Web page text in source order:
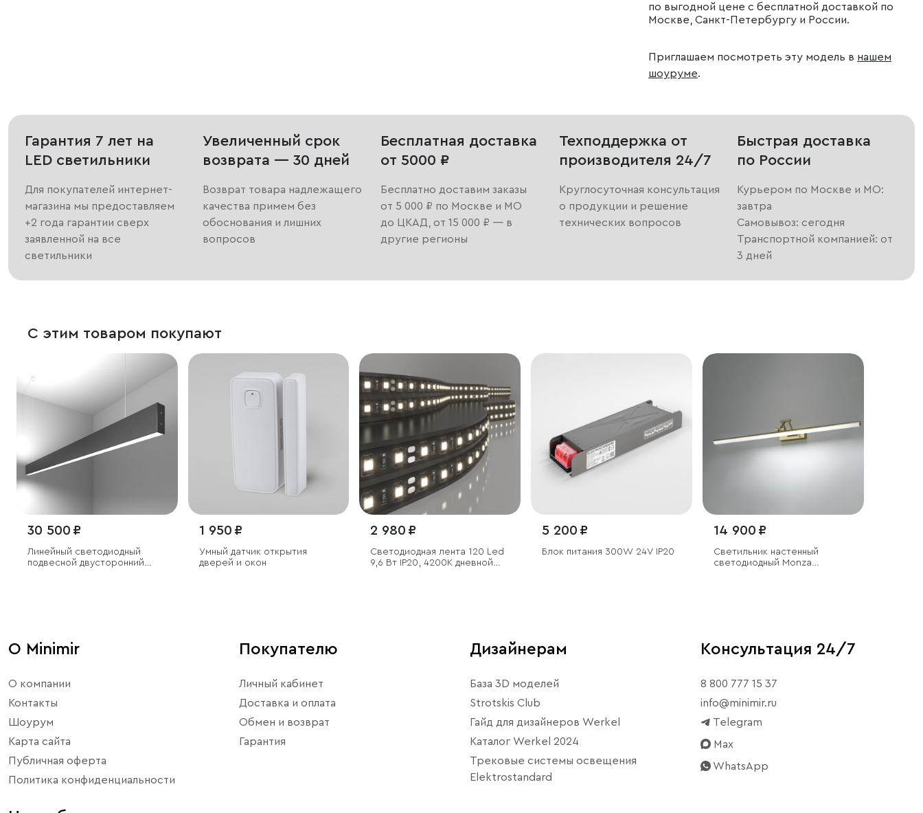
по выгодной цене с бесплатной доставкой по
Москве, Санкт-Петербургу и России.
Приглашаем посмотреть эту модель в нашем
шоуруме.
Гарантия 7 лет на
LED светильники
Для покупателей интернет-
магазина мы предоставляем
+2 года гарантии сверх
заявленной на все
светильники
Увеличенный срок
возврата — 30 дней
Возврат товара надлежащего
качества примем без
обоснования и лишних
вопросов
Бесплатная доставка
от 5000 ₽
Бесплатно доставим заказы
от 5 000 ₽ по Москве и МО
до ЦКАД, от 15 000 ₽ — в
другие регионы
Техподдержка от
производителя 24/7
Круглосуточная консультация
о продукции и решение
технических вопросов
Быстрая доставка
по России
Курьером по Москве и МО:
завтра
Самовывоз: сегодня
Транспортной компанией: от
3 дней
С этим товаром покупают
30 500 ₽
Линейный светодиодный
подвесной двусторонний
1 950 ₽
Умный датчик открытия
дверей и окон
2 980 ₽
Светодиодная лента 120 Led
9,6 Вт IP20, 4200K дневной
5 200 ₽
Блок питания 300W 24V IP20
14 900 ₽
Светильник настенный
светодиодный Monza
О Minimir
О компании
Контакты
Шоурум
Карта сайта
Публичная оферта
Политика конфиденциальности
Покупателю
Личный кабинет
Доставка и оплата
Обмен и возврат
Гарантия
Дизайнерам
База 3D моделей
Strotskis Club
Гайд для дизайнеров Werkel
Каталог Werkel 2024
Трековые системы освещения
Elektrostandard
Консультация 24/7
8 800 777 15 37
info@minimir.ru
Telegram
Max
WhatsApp